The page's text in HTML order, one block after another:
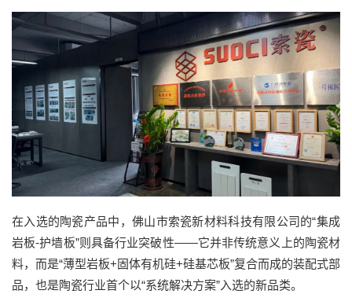
在入选的陶瓷产品中，佛山市索瓷新材料科技有限公司的“集成
岩板-护墙板”则具备行业突破性——它并非传统意义上的陶瓷材
料，而是“薄型岩板+固体有机硅+硅基芯板”复合而成的装配式部
品，也是陶瓷行业首个以“系统解决方案”入选的新品类。